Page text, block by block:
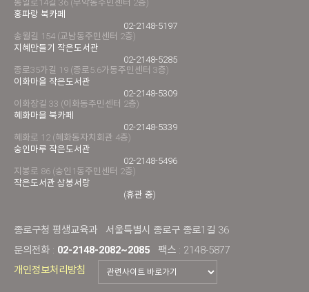
통일로14길 36 (무악동주민센터 2층)
홍파랑 북카페
02-2148-5197
송월길 154 (교남동주민센터 2층)
지혜만들기 작은도서관
02-2148-5285
종로35가길 19 (종로5.6가동주민센터 3층)
이화마을 작은도서관
02-2148-5309
이화장길 33 (이화동주민센터 2층)
혜화마을 북카페
02-2148-5339
혜화로 12 (혜화동자치회관 4층)
숭인마루 작은도서관
02-2148-5496
지봉로 86 (숭인1동주민센터 2층)
작은도서관 삼봉서랑
(휴관 중)
종로구청 평생교육과
서울특별시 종로구 종로1길 36
문의전화 : 02-2148-2082~2085
팩스 : 2148-5877
개인정보처리방침